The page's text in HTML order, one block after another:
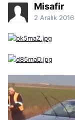
Misafir
2 Aralık 2016